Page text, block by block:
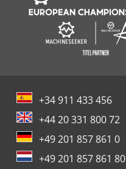
+34 911 433 456
+44 20 331 800 72
+49 201 857 861 0
+49 201 857 861 80